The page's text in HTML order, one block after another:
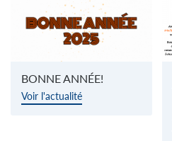
de fabrication
produits
En images
actualités
BONNE ANNÉE!
Voir l'actualité